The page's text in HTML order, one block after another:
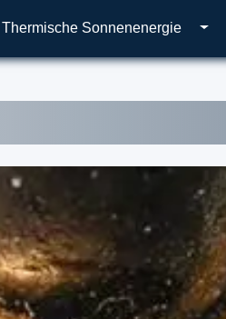
Thermische Sonnenenergie